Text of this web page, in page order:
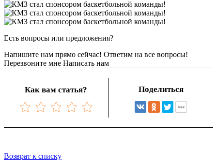
Есть вопросы или предложения?
Напишите нам прямо сейчас! Ответим на все вопросы!
Перезвоните мне Написать нам
Как вам статья? Поделиться
Возврат к списку